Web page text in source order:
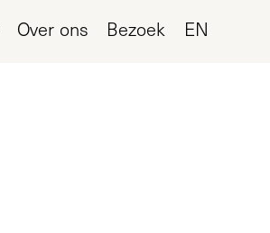
Over ons Bezoek EN